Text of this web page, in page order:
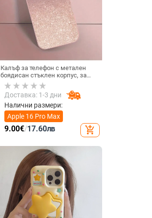
Калъф за телефон с метален
боядисан стъклен корпус, за
iPhone 11–14 Pro Max,
охлаждане, модел YK263
Доставка: 1-3 дни
Налични размери:
Apple 16 Pro Max
9.00€/17.60лв add_shopping_cart